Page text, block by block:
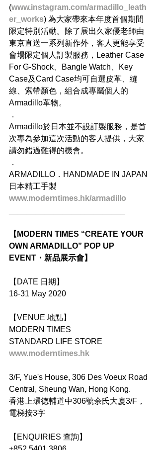
(www.instagram.com/armadillo_leath
er_works) 為大家帶來本年度首個期間
限定特別活動。除了展出久家優老師由
東京直送一系列新作外，客人更能享受
會場限定個人訂製服務，Leather Case
For G-Shock、Bangle Watch、Key
Case及Card Case均可自選皮革、縫
線、索帶顏色，組合成專屬個人的
Armadillo革物。
．
Armadillo於日本並不設訂製服務，是首
次專為參加這次活動的客人提供，大家
請勿錯過難得的機會。
．
ARMADILLO．HANDMADE IN JAPAN
日本精工手製
www.moderntimes.hk/armadillo
【MODERN TIMES “CREATE YOUR
OWN ARMADILLO” POP UP
EVENT・新品展示會】
【DATE 日期】
16-31 May 2020
【VENUE 地點】
MODERN TIMES
STANDARD LIFE STORE
www.moderntimes.hk
3/F, Yue's House, 306 Des Voeux Road
Central, Sheung Wan, Hong Kong.
香港上環德輔道中306號余氏大廈3/F，
電梯按3字
【ENQUIRIES 查詢】